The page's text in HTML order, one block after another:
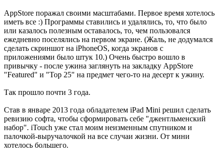
AppStore поражал своими масштабами. Первое время хотелось
иметь все :) Программы ставились и удалялись, то, что было
или казалось полезным оставалось, то, чем пользовался
ежедневно поселялись на первом экране. (Жаль, не додумался
сделать скриншот на iPhoneOS, когда экранов с
приложениями было штук 10.) Очень быстро вошло в
привычку - после ужина заглянуть на закладку AppStore
"Featured" и "Top 25" на предмет чего-то на десерт к ужину.
Так прошло почти 3 года.
Став в январе 2013 года обладателем iPad Mini решил сделать
ревизию софта, чтобы сформировать себе "джентльменский
набор". iTouch уже стал моим неизменным спутником и
палочкой-выручалочкой на все случаи жизни. От мини
хотелось большего.